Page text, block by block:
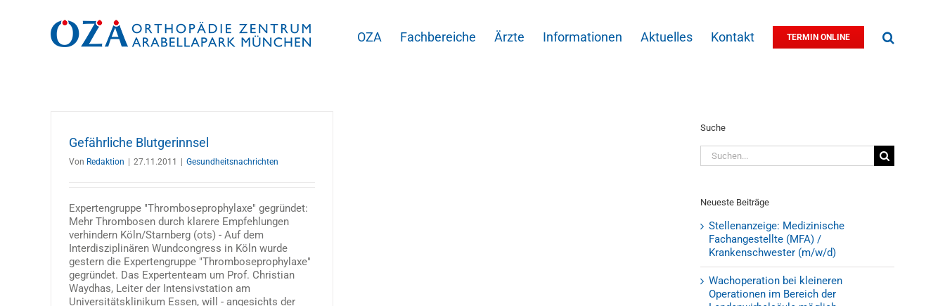
OZA Fachbereiche Ärzte Informationen Aktuelles Kontakt TERMIN ONLINE
Gefährliche Blutgerinnsel
Von Redaktion 27.11.2011 Gesundheitsnachrichten
Expertengruppe "Thromboseprophylaxe" gegründet:
Mehr Thrombosen durch klarere Empfehlungen
verhindern Köln/Starnberg (ots) - Auf dem
Interdisziplinären Wundcongress in Köln wurde
gestern die Expertengruppe "Thromboseprophylaxe"
gegründet. Das Expertenteam um Prof. Christian
Waydhas, Leiter der Intensivstation am
Universitätsklinikum Essen, will - angesichts der
Suche
Suche
nach:
Neueste Beiträge
Stellenanzeige: Medizinische
Fachangestellte (MFA) /
Krankenschwester (m/w/d)
Wachoperation bei kleineren
Operationen im Bereich der